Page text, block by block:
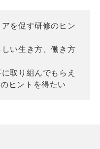
を促す研修のヒン
い生き方、働き方
取り組んでもらえ
ヒントを得たい